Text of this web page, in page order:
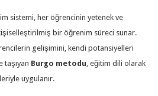
sistemi, her öğrencinin yetenek ve
bir öğrenim süreci sunar.
gelişimini, kendi potansiyelleri
taşıyan Burgo metodu, eğitim dili olarak
uygulanır.